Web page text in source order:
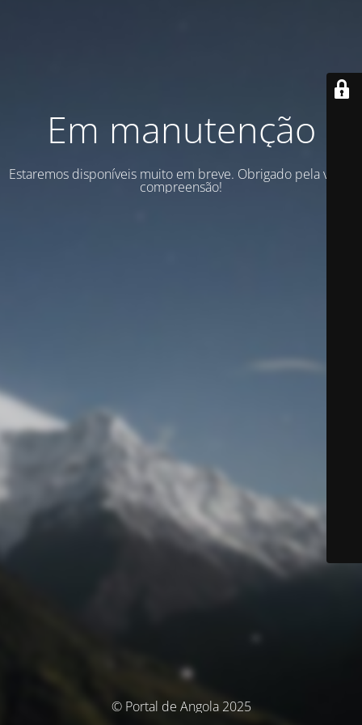
Em manutenção
Estaremos disponíveis muito em breve. Obrigado pela vossa
compreensão!
© Portal de Angola 2025